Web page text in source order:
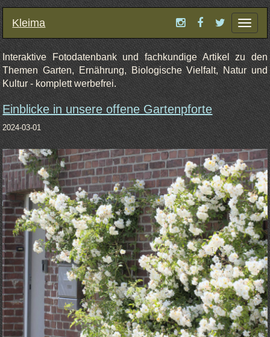
Toggle
Kleima
Interaktive Fotodatenbank und fachkundige Artikel zu den
Themen Garten, Ernährung, Biologische Vielfalt, Natur und
Kultur - komplett werbefrei.
Einblicke in unsere offene Gartenpforte
2024-03-01